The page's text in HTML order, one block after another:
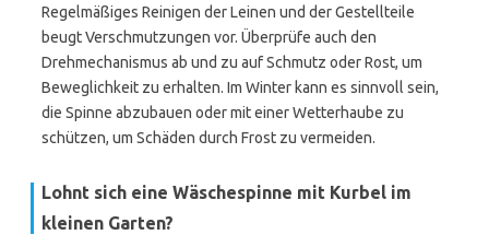
Regelmäßiges Reinigen der Leinen und der Gestellteile
beugt Verschmutzungen vor. Überprüfe auch den
Drehmechanismus ab und zu auf Schmutz oder Rost, um
Beweglichkeit zu erhalten. Im Winter kann es sinnvoll sein,
die Spinne abzubauen oder mit einer Wetterhaube zu
schützen, um Schäden durch Frost zu vermeiden.
Lohnt sich eine Wäschespinne mit Kurbel im
kleinen Garten?